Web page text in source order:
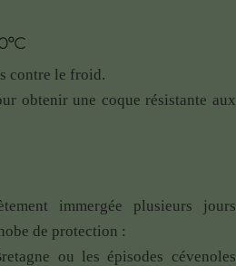
5
de me lancer. La solution de
(tube carré en acier),
ça fonctionne tout de même !
contre le froid.
obtenir une coque résistante aux
immergée plusieurs jours
de protection :
ou les épisodes cévenoles